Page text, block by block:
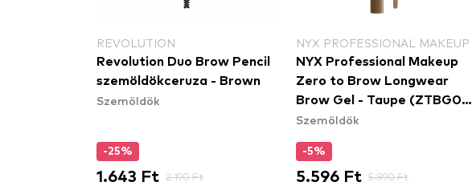
REVOLUTION
Revolution Duo Brow Pencil
szemöldökceruza - Brown
Szemöldök
-25%
1.643 Ft 2.190 Ft
NYX PROFESSIONAL MAKEUP
NYX Professional Makeup
Zero to Brow Longwear
Brow Gel - Taupe (ZTBG03)
- szemöldök gél
Szemöldök
-5%
5.596 Ft 5.890 Ft